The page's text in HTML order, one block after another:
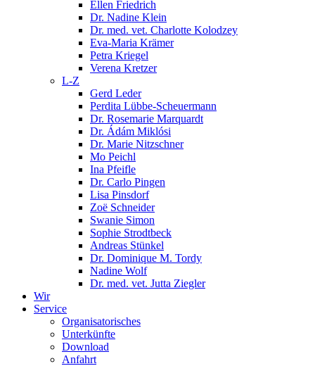
Ellen Friedrich
Dr. Nadine Klein
Dr. med. vet. Charlotte Kolodzey
Eva-Maria Krämer
Petra Kriegel
Verena Kretzer
L-Z
Gerd Leder
Perdita Lübbe-Scheuermann
Dr. Rosemarie Marquardt
Dr. Ádám Miklósi
Dr. Marie Nitzschner
Mo Peichl
Ina Pfeifle
Dr. Carlo Pingen
Lisa Pinsdorf
Zoë Schneider
Swanie Simon
Sophie Strodtbeck
Andreas Stünkel
Dr. Dominique M. Tordy
Nadine Wolf
Dr. med. vet. Jutta Ziegler
Wir
Service
Organisatorisches
Unterkünfte
Download
Anfahrt